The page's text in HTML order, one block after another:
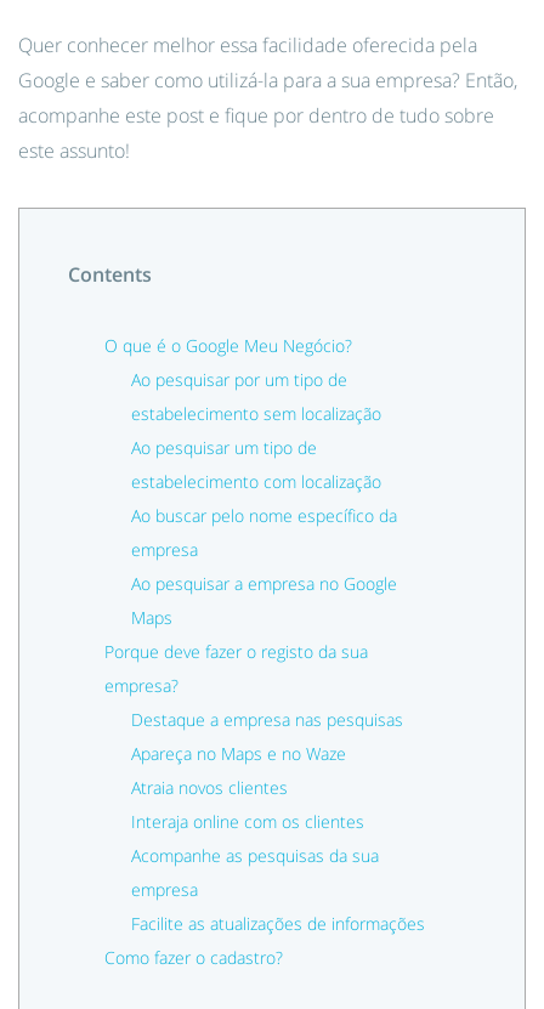
Quer conhecer melhor essa facilidade oferecida pela
Google e saber como utilizá-la para a sua empresa? Então,
acompanhe este post e fique por dentro de tudo sobre
este assunto!
Contents
O que é o Google Meu Negócio?
Ao pesquisar por um tipo de
estabelecimento sem localização
Ao pesquisar um tipo de
estabelecimento com localização
Ao buscar pelo nome específico da
empresa
Ao pesquisar a empresa no Google
Maps
Porque deve fazer o registo da sua
empresa?
Destaque a empresa nas pesquisas
Apareça no Maps e no Waze
Atraia novos clientes
Interaja online com os clientes
Acompanhe as pesquisas da sua
empresa
Facilite as atualizações de informações
Como fazer o cadastro?